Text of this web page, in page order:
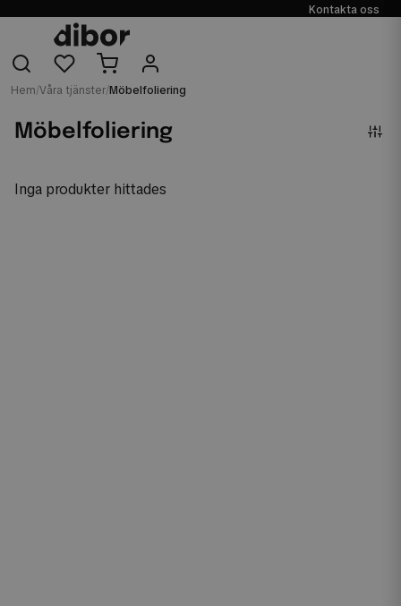
Kontakta oss
Hem/Våra tjänster/Möbelfoliering
Möbelfoliering
Inga produkter hittades